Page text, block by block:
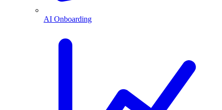
AI Onboarding